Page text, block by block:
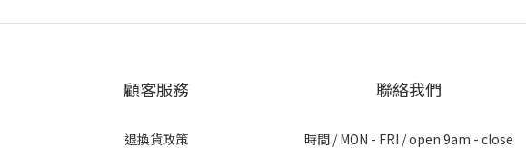
顧客服務
退換貨政策
聯絡我們
時間 / MON - FRI / open 9am - close